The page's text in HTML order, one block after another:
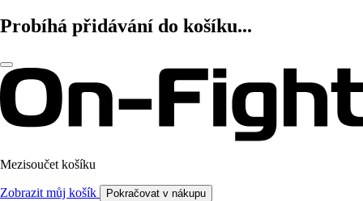
Probíhá přidávání do košíku...
Mezisoučet košíku
Zobrazit můj košík Pokračovat v nákupu